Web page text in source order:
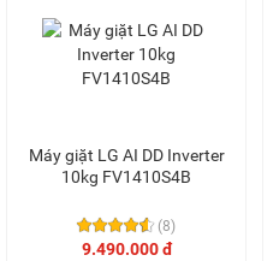
Máy giặt LG AI DD Inverter
10kg FV1410S4B
(8)
9.490.000 đ